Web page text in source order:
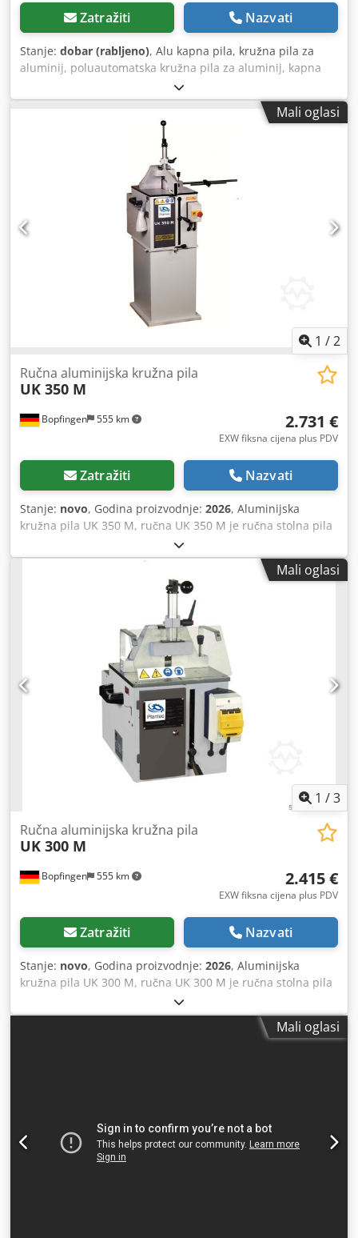
Zatražiti Nazvati
Stanje: dobar (rabljeno), Alu kapna pila, kružna pila za
aluminij, poluautomatska kružna pila za aluminij, kapna
pila, pila za staklene lajsne, metalna kapna pila, kapna i
kutna pila, kružna pila za aluminij i metal, kružna pila za
lake metale - Proizvođač: Berg & Schmidt, kružna pila za
aluminij i metal Velox 350 s masivnim postoljem - List pile:
Ø 350 mm / 1400/2800 okr/min Dksdpfxjr A H R Tj Ailjr -
Visina rezanja: 100 mm - Širina rezanja: 170 mm -
Dvostruki nagib: 45° - Pogon: 1,3 / 1,7 kW - Dvostruka
stezna naprava: pneumatska - Dimenzije: 890/600/V1670
mm - Masa: 198 kg
Mali oglasi
1 /2
Bopfingen 555 km
Ručna aluminijska kružna pila
UK 350 M
2.731 €
EXW fiksna cijena plus PDV
Zatražiti Nazvati
Stanje: novo, Godina proizvodnje: 2026, Aluminijska
kružna pila UK 350 M, ručna UK 350 M je ručna stolna pila
s jednostavnim, sigurnim rukovanjem! S ovim strojem
Mogući su dvostruki kosi rezovi s desne i lijeve strane do
45°. Podešavanje kuta se ovdje vrši okretanjem granične
čeljusti. UK 350 M ima kompaktan dizajn s jasnim
upravljanjem. Rez pile se izvodi ručno odozdo u materijal
koji se obrađuje. Materijal se zateže ručno. Fiksna zaštita
od područja rezanja. Objekti Kompaktan, zatvoren dizajn s
jasnim upravljanjem Uređaj za ručno stezanje Dksdpjidqk
Sefx Ailsr Fiksna zaštita od područja rezanja List pile ø 350
mm tijek rada 1) Podešavanje kuta rezanja 2) Utovar
materijala 3) ručno stezanje materijala 4) Pritiskom na
tipku za pokretanje, list pile se pokreće 5) Piljenje se mora
izvesti ručno pomoću ručne poluge 6) nakon završetka reza
stroj se isključuje! bez osnovnog okvira (dostupno po
izboru)! Željeni sustav u svakom trenutku možete pogledati
u našoj proizvodno/demonstracijskoj hali. Slobodno nas
kontaktirajte u vezi ovoga. Plantec Maschinen GmbH
Mali oglasi
1 /3
Bopfingen 555 km
Ručna aluminijska kružna pila
UK 300 M
2.415 €
EXW fiksna cijena plus PDV
Zatražiti Nazvati
Stanje: novo, Godina proizvodnje: 2026, Aluminijska
kružna pila UK 300 M, ručna UK 300 M je ručna stolna pila
s jednostavnim, sigurnim rukovanjem. S ovim strojem
mogući su dvostruki kosi rezovi s desne i lijeve strane do
45°. Podešavanje kuta se ovdje vrši okretanjem granične
zaštita od područja rezanja List pile ø 300 mm Ručno
pomicanje za rezanje Podešavanje kuta lijevo 45º / 90º /
desno-45º stupnjeva Integrirani ručni graničnik duljine
Mali oglasi